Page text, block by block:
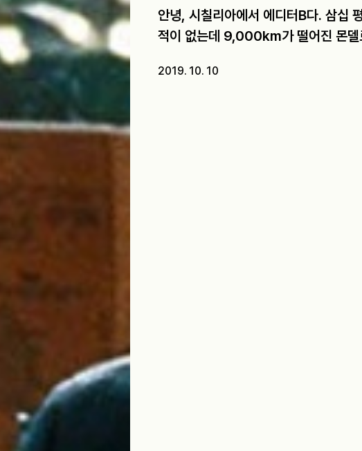
안녕, 시칠리아에서 에디터B다. 삼십
적이 없는데 9,000km가 떨어진 몬델
2019. 10. 10